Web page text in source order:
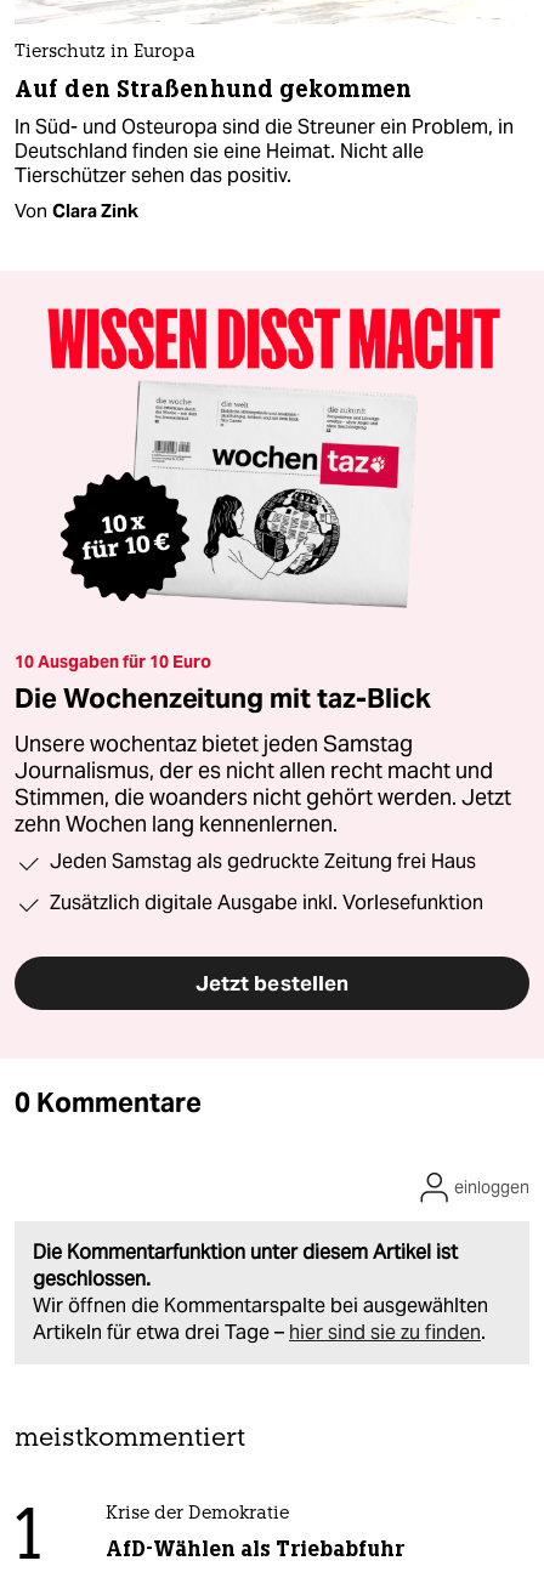
Tierschutz in Europa
Auf den Straßenhund gekommen
In Süd- und Osteuropa sind die Streuner ein Problem, in
Deutschland finden sie eine Heimat. Nicht alle
Tierschützer sehen das positiv.
Von Clara Zink
10 Ausgaben für 10 Euro
Die Wochenzeitung mit taz-Blick
Unsere wochentaz bietet jeden Samstag
Journalismus, der es nicht allen recht macht und
Stimmen, die woanders nicht gehört werden. Jetzt
zehn Wochen lang kennenlernen.
Jeden Samstag als gedruckte Zeitung frei Haus
Zusätzlich digitale Ausgabe inkl. Vorlesefunktion
Jetzt bestellen
0 Kommentare
Die Kommentarfunktion unter diesem Artikel ist
geschlossen.
Wir öffnen die Kommentarspalte bei ausgewählten
Artikeln für etwa drei Tage – hier sind sie zu finden.
einloggen
meistkommentiert
1 Krise der Demokratie
AfD-Wählen als Triebabfuhr